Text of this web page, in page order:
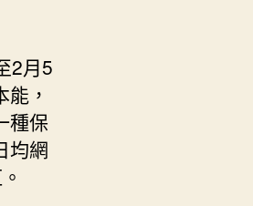
2月5
，
種保
均網